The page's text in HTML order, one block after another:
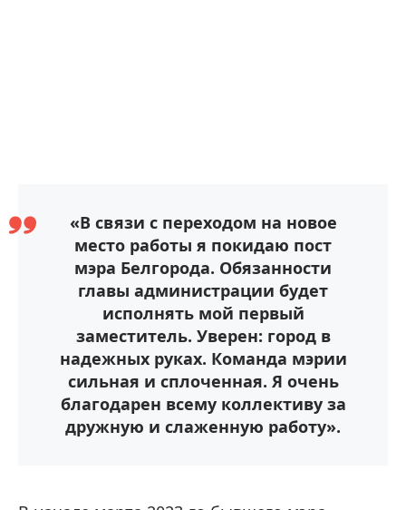
«В связи с переходом на новое
место работы я покидаю пост
мэра Белгорода. Обязанности
главы администрации будет
исполнять мой первый
заместитель. Уверен: город в
надежных руках. Команда мэрии
сильная и сплоченная. Я очень
благодарен всему коллективу за
дружную и слаженную работу».